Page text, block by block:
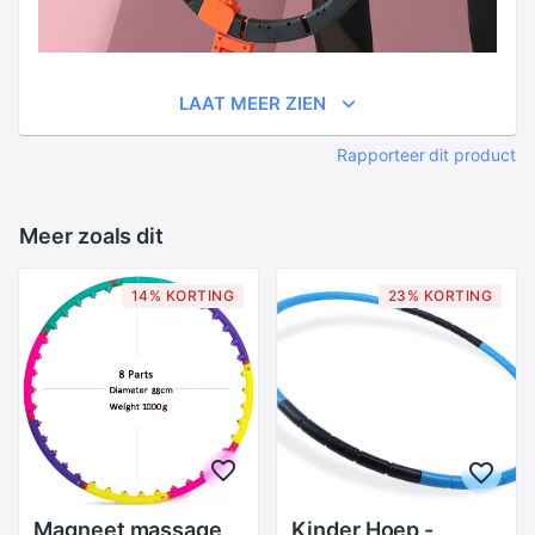
LAAT MEER ZIEN
Rapporteer dit product
Meer zoals dit
14% KORTING
Magneet massage
23% KORTING
Kinder Hoep -